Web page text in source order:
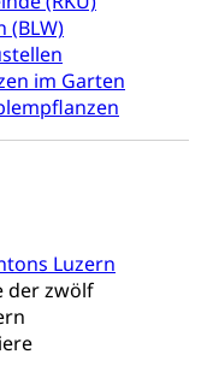
(BLW)
im Garten
Luzern
der zwölf
Einfuhr,
Kartell,